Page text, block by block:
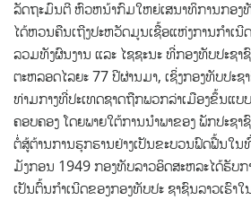
ລັດຖະມົນຕີ ຫົວຫນ້າກົມໃຫຍ່ເສນາທິການກອງ
ໄດ້ຫວນຄືນເຖີງປະຫວັດມູນເຊື້ອແຫ່ງການກຳເນີ
ລວມທັງຜົນງານ ແລະ ໄຊຊະນະ ທີ່ກອງທັບປະຊາ
ຕະຫລອດໄລຍະ 77 ປີຜ່ານມາ, ເຊິ່ງກອງທັບປະ
ທ່າມກາງທີ່ປະເທດຊາດຖືກພວກລ່າເມືອງຂຶ້ນແບ
ຄອບຄອງ ໂດຍພາຍໃຕ້ການນໍາພາຂອງ ພັກປະຊ
ຕໍ່ສູ້ຕ້ານການຮຸກຮານຢ່າງເປັນຂະບວນຟົດຟື້ນໃ
ມັງກອນ 1949 ກອງທັບລາວອິດສະຫລະໄດ້ຮັບກ
ເປັນຕົ້ນກຳເນີດຂອງກອງທັບປະ ຊາຊົນລາວເຮົາ